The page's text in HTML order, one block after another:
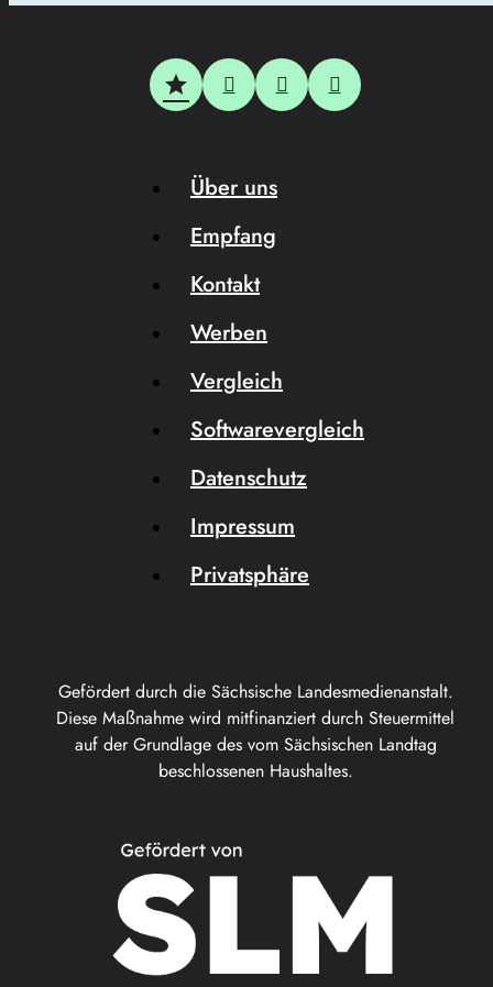
Gefördert durch die Sächsische Landesmedienanstalt.
Diese Maßnahme wird mitfinanziert durch Steuermittel
auf der Grundlage des vom Sächsischen Landtag
beschlossenen Haushaltes.
Über uns
Empfang
Kontakt
Werben
Vergleich
Softwarevergleich
Datenschutz
Impressum
Privatsphäre